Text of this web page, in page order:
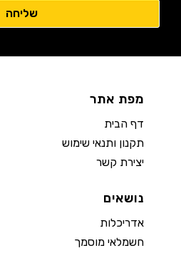
מפת אתר
דף הבית
תקנון ותנאי שימוש
יצירת קשר
נושאים
אדריכלות
חשמלאי מוסמך